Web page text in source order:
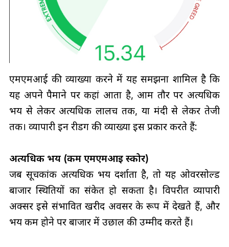
एमएमआई की व्याख्या करने में यह समझना शामिल है कि
यह अपने पैमाने पर कहां आता है, आम तौर पर अत्यधिक
भय से लेकर अत्यधिक लालच तक, या मंदी से लेकर तेजी
तक। व्यापारी इन रीडिंग की व्याख्या इस प्रकार करते हैं:
अत्यधिक भय (कम एमएमआई स्कोर)
जब सूचकांक अत्यधिक भय दर्शाता है, तो यह ओवरसोल्ड
बाजार स्थितियों का संकेत हो सकता है। विपरीत व्यापारी
अक्सर इसे संभावित खरीद अवसर के रूप में देखते हैं, और
भय कम होने पर बाजार में उछाल की उम्मीद करते हैं।